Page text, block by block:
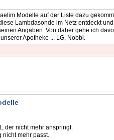
Modelle auf der Liste dazu
Lambdasonde im Netz entdeckt
Angaben. Von daher gehe ich
Apotheke ... LG, Nobbi.
der nicht mehr anspringt.
nicht mehr passt.